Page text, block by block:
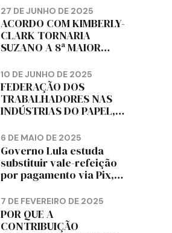
da dignidade sindical.
27 DE JUNHO DE 2025
ACORDO COM KIMBERLY-
CLARK TORNARIA
SUZANO A 8ª MAIOR
HIGIÊNICO DO MUNDO,
DIZ FITCH
10 DE JUNHO DE 2025
FEDERAÇÃO DOS
TRABALHADORES NAS
INDÚSTRIAS DO PAPEL,
CORTIÇA E ARTEFATOS
DE PAPEL DO ESTADO DO
PARANÁ – FETRAPEL-PR
6 DE MAIO DE 2025
Governo Lula estuda
substituir vale-refeição
por pagamento via Pix,
7 DE FEVEREIRO DE 2025
POR QUE A
CONTRIBUIÇÃO